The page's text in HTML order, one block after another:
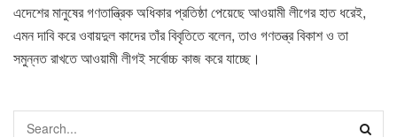
এদেশের মানুষের গণতান্ত্রিক অধিকার প্রতিষ্ঠা পেয়েছে আওয়ামী লীগের হাত ধরেই,
এমন দাবি করে ওবায়দুল কাদের তাঁর বিবৃতিতে বলেন, তাও গণতন্ত্র বিকাশ ও তা
সমুন্নত রাখতে আওয়ামী লীগই সর্বোচ্চ কাজ করে যাচ্ছে।